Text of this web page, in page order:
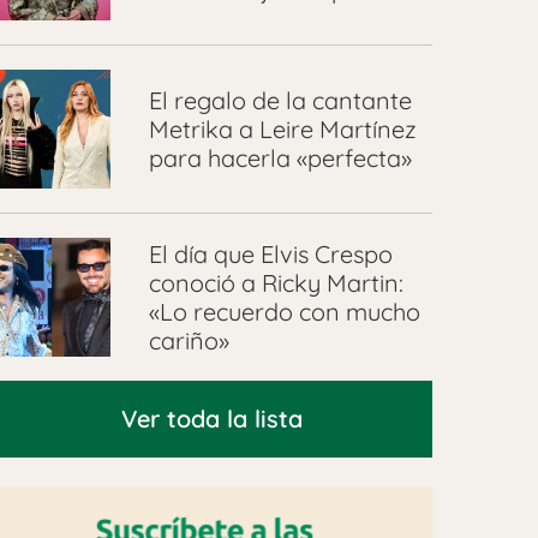
El regalo de la cantante
Metrika a Leire Martínez
para hacerla «perfecta»
El día que Elvis Crespo
conoció a Ricky Martin:
«Lo recuerdo con mucho
cariño»
Ver toda la lista